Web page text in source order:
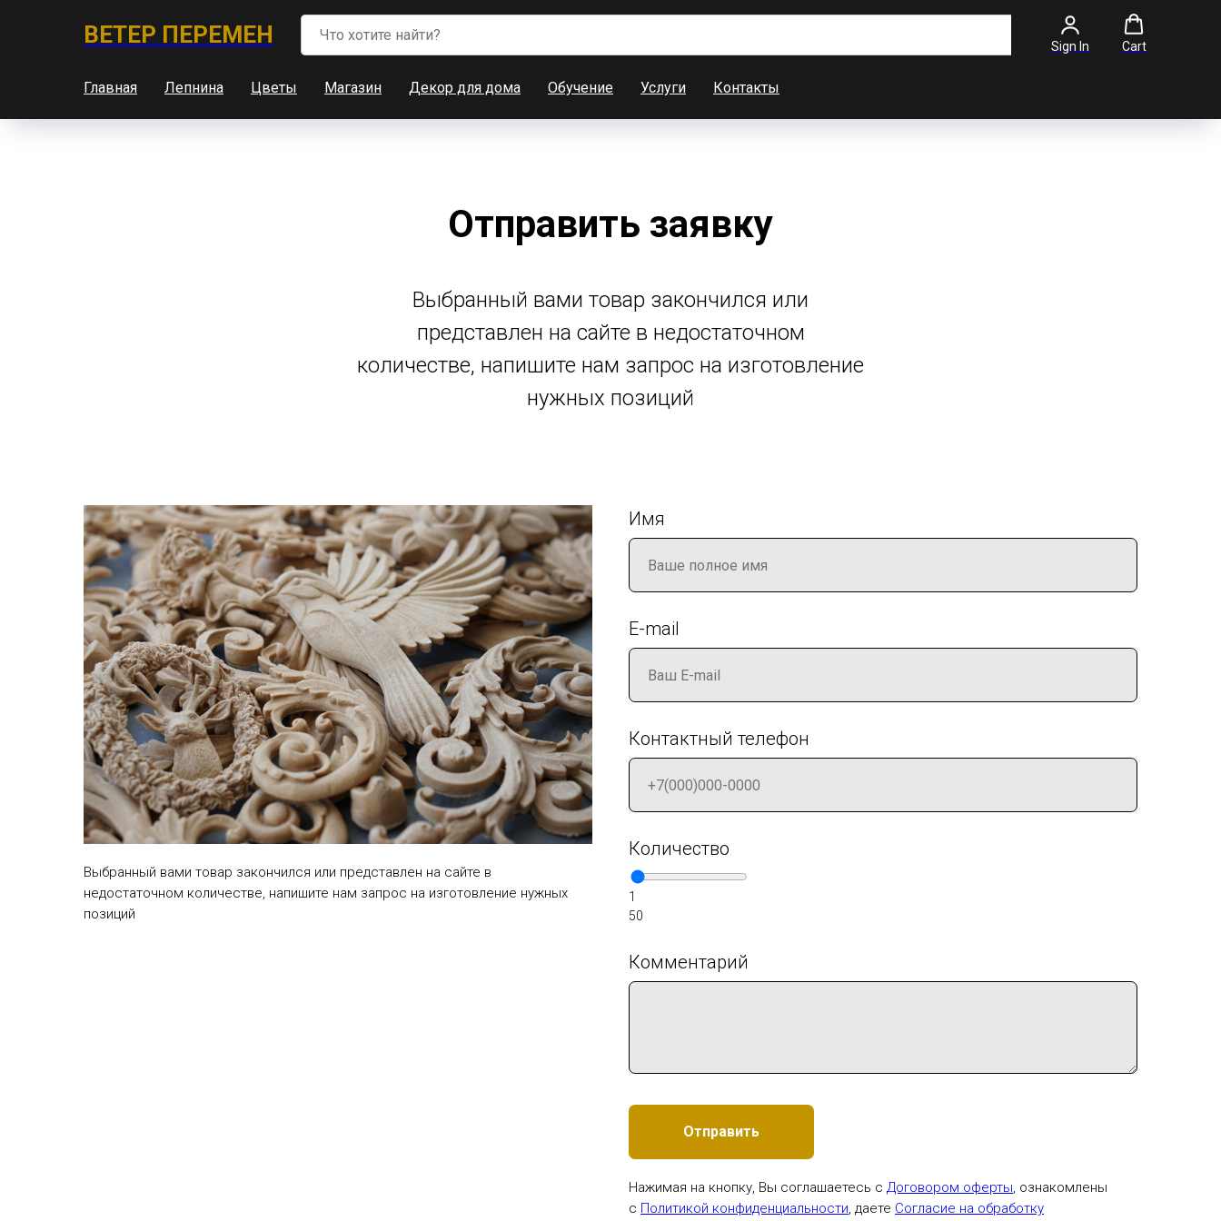
ВЕТЕР ПЕРЕМЕН Sign In Cart
Главная Лепнина Цветы Магазин Декор для дома Обучение Услуги Контакты
Отправить заявку
Выбранный вами товар закончился или
представлен на сайте в недостаточном
количестве, напишите нам запрос на изготовление
нужных позиций
Выбранный вами товар закончился или представлен на сайте в
недостаточном количестве, напишите нам запрос на изготовление нужных
позиций
Имя
E-mail
Контактный телефон
Количество
1
50
Комментарий
Отправить
Нажимая на кнопку, Вы соглашаетесь с Договором оферты , ознакомлены
с Политикой конфиденциальности , даете Согласие на обработку